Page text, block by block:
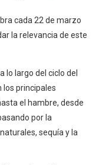
cada 22 de marzo
la relevancia de este
lo largo del ciclo del
los principales
el hambre, desde
por la
sequía y la